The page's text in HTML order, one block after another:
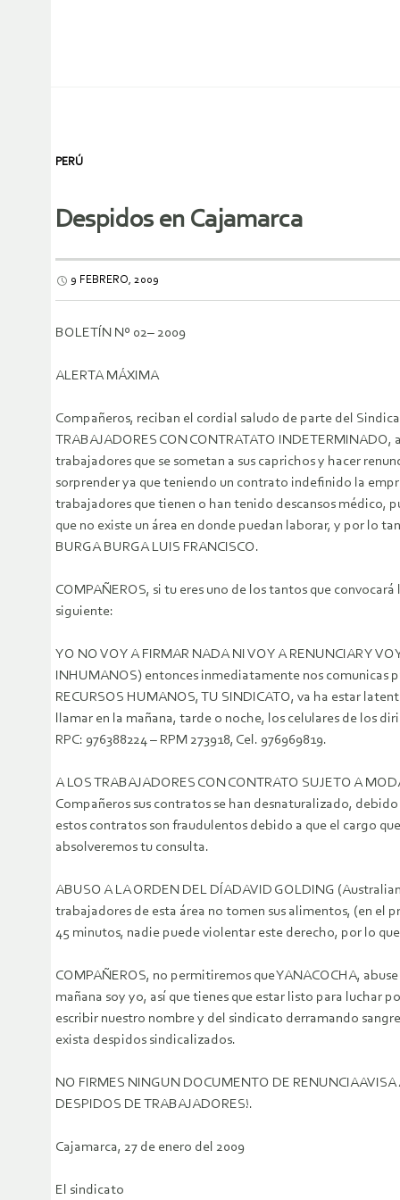
PERÚ
Despidos en Cajamarca
9 FEBRERO, 2009
BOLETÍN Nº 02– 2009
ALERTA MÁXIMA
Compañeros, reciban el cordial saludo de parte del
TRABAJADORES CON CONTRATATO
trabajadores que se sometan a sus caprichos y hacer
sorprender ya que teniendo un contrato indefinido la
trabajadores que tienen o han tenido descansos médico,
que no existe un área en donde puedan laborar, y por lo
BURGA BURGA LUIS FRANCISCO.
COMPAÑEROS, si tu eres uno de los tantos que
siguiente:
YO NO VOY A FIRMAR NADA NI VOY A RENUNCIAR Y
INHUMANOS) entonces inmediatamente nos comunicas
RECURSOS HUMANOS, TU SINDICATO, va ha estar
llamar en la mañana, tarde o noche, los celulares de los
RPC: 976388224 – RPM 273918, Cel. 976969819.
A LOS TRABAJADORES CON CONTRATO SUJETO A
Compañeros sus contratos se han desnaturalizado,
estos contratos son fraudulentos debido a que el cargo
absolveremos tu consulta.
ABUSO A LA ORDEN DEL DÍADAVID GOLDING
trabajadores de esta área no tomen sus alimentos, (en
45 minutos, nadie puede violentar este derecho, por lo
COMPAÑEROS, no permitiremos que YANACOCHA,
mañana soy yo, así que tienes que estar listo para luchar
escribir nuestro nombre y del sindicato derramando
exista despidos sindicalizados.
NO FIRMES NINGUN DOCUMENTO DE
DESPIDOS DE TRABAJADORES!.
Cajamarca, 27 de enero del 2009
El sindicato